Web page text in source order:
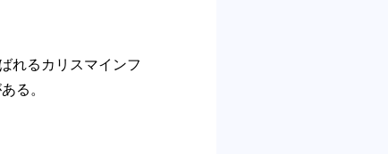
れるカリスマインフ
る。